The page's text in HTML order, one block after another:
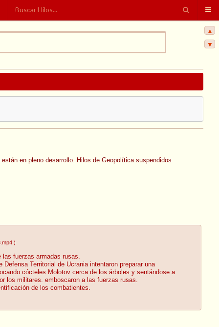
en pleno desarrollo. Hilos de Geopolítica suspendidos
)
las fuerzas armadas rusas.
Territorial de Ucrania intentaron preparar una
cócteles Molotov cerca de los árboles y sentándose a
los militares. emboscaron a las fuerzas rusas.
de los combatientes.
▲
▼